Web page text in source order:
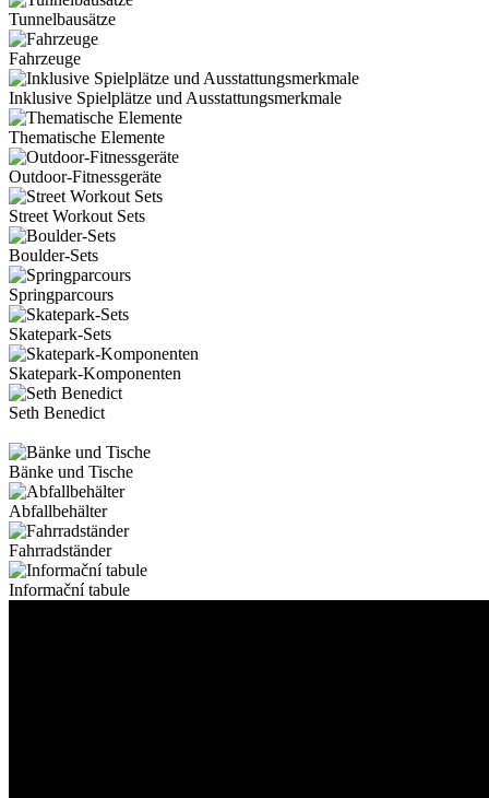
Tunnelbausätze
Fahrzeuge
Inklusive Spielplätze und Ausstattungsmerkmale
Thematische Elemente
Outdoor-Fitnessgeräte
Street Workout Sets
Boulder-Sets
Springparcours
Skatepark-Sets
Skatepark-Komponenten
Seth Benedict
Bänke und Tische
Abfallbehälter
Fahrradständer
Informační tabule